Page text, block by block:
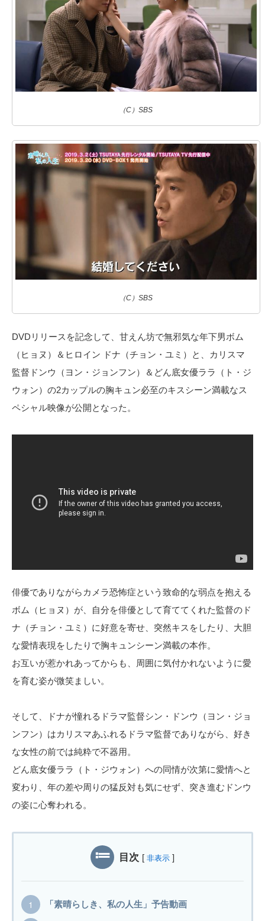
（C）SBS
（C）SBS
DVDリリースを記念して、甘えん坊で無邪気な年下男ボム
（ヒョヌ）＆ヒロイン ドナ（チョン・ユミ）と、カリスマ
監督ドンウ（ヨン・ジョンフン）＆どん底女優ララ（ト・ジ
ウォン）の2カップルの胸キュン必至のキスシーン満載なス
ペシャル映像が公開となった。
俳優でありながらカメラ恐怖症という致命的な弱点を抱える
ボム（ヒョヌ）が、自分を俳優として育ててくれた監督のド
ナ（チョン・ユミ）に好意を寄せ、突然キスをしたり、大胆
な愛情表現をしたりで胸キュンシーン満載の本作。
お互いが惹かれあってからも、周囲に気付かれないように愛
を育む姿が微笑ましい。
そして、ドナが憧れるドラマ監督シン・ドンウ（ヨン・ジョ
ンフン）はカリスマあふれるドラマ監督でありながら、好き
な女性の前では純粋で不器用。
どん底女優ララ（ト・ジウォン）への同情が次第に愛情へと
変わり、年の差や周りの猛反対も気にせず、突き進むドンウ
の姿に心奪われる。
目次 [ 非表示 ]
「素晴らしき、私の人生」予告動画